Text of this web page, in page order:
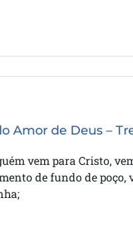
Amor de Deus –
vem para Cristo,
de fundo de poço,